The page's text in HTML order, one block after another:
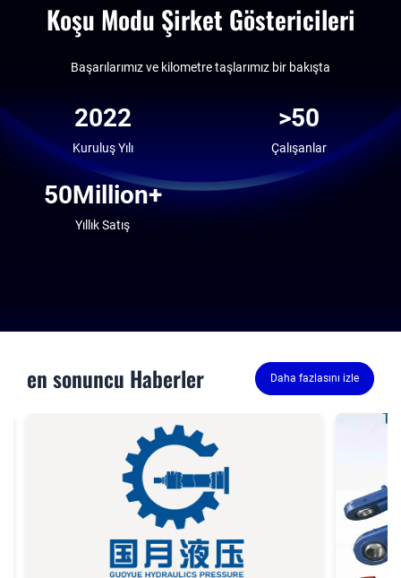
Koşu Modu Şirket Göstericileri
Başarılarımız ve kilometre taşlarımız bir bakışta
2022
Kuruluş Yılı
>50
Çalışanlar
50Million+
Yıllık Satış
en sonuncu Haberler Daha fazlasını izle